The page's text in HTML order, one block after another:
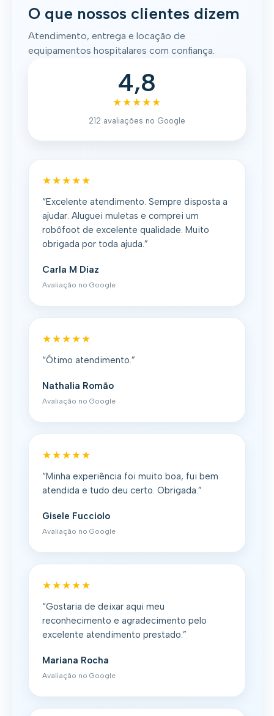
O que nossos clientes dizem
Atendimento, entrega e locação de
equipamentos hospitalares com confiança.
4,8
★★★★★
212 avaliações no Google
★★★★★
“Excelente atendimento. Sempre disposta a
ajudar. Aluguei muletas e comprei um
robôfoot de excelente qualidade. Muito
obrigada por toda ajuda.”
Carla M Diaz
Avaliação no Google
★★★★★
“Ótimo atendimento.”
Nathalia Romão
Avaliação no Google
★★★★★
“Minha experiência foi muito boa, fui bem
atendida e tudo deu certo. Obrigada.”
Gisele Fucciolo
Avaliação no Google
★★★★★
“Gostaria de deixar aqui meu
reconhecimento e agradecimento pelo
excelente atendimento prestado.”
Mariana Rocha
Avaliação no Google